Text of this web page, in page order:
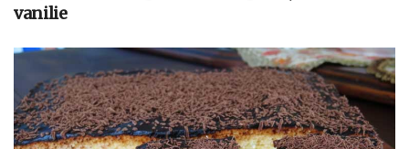
vanilie